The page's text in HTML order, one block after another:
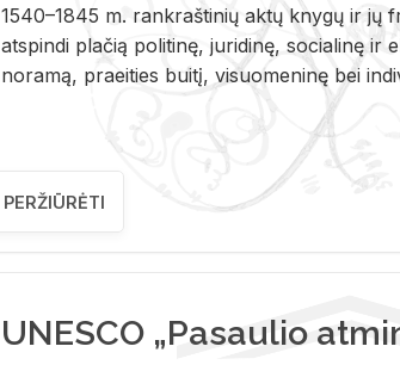
1540–1845 m. rank­raš­ti­nių aktų kny­gų ir jų
at­spin­di pla­čią po­li­ti­nę, ju­ri­di­nę, so­cia­li­nę ir
no­ra­mą, pra­ei­ties bui­tį, vi­suo­me­ni­nę bei
PERŽIŪRĖTI
UNESCO „Pasaulio